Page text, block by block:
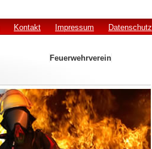
Kontakt Impressum Datenschutz
Feuerwehrverein